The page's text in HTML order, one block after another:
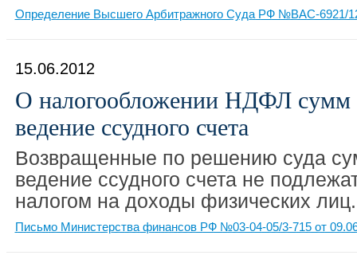
Определение Высшего Арбитражного Суда РФ №ВАС-6921/
15.06.2012
О налогообложении НДФЛ сумм
ведение ссудного счета
Возвращенные по решению суда
ведение ссудного счета не
налогом на доходы физических лиц.
Письмо Министерства финансов РФ №03-04-05/3-715 от